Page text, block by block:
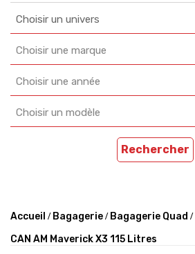
Choisir un univers
Choisir une marque
Choisir une année
Choisir un modèle
Rechercher
Accueil Bagagerie Bagagerie Quad
CAN AM Maverick X3 115 Litres